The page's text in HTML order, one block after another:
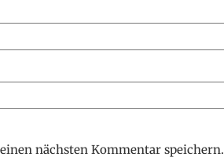
nächsten Kommentar speichern.